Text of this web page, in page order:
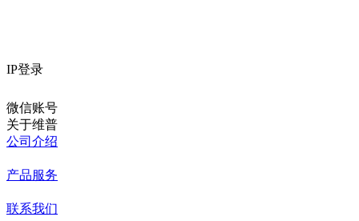
IP登录
微信账号
关于维普
公司介绍
产品服务
联系我们